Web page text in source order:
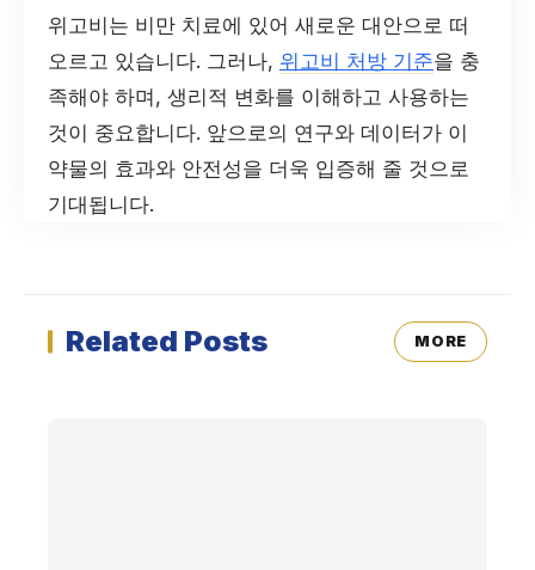
위고비는 비만 치료에 있어 새로운 대안으로 떠
오르고 있습니다. 그러나, 위고비 처방 기준을 충
족해야 하며, 생리적 변화를 이해하고 사용하는
것이 중요합니다. 앞으로의 연구와 데이터가 이
약물의 효과와 안전성을 더욱 입증해 줄 것으로
기대됩니다.
Related Posts MORE